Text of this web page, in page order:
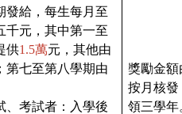
發給，每生每月至
千元，其中第一至
供1.5萬元，其他由
第七至第八學期由
、考試者：入學後
獎勵金額
按月核發
領三學年